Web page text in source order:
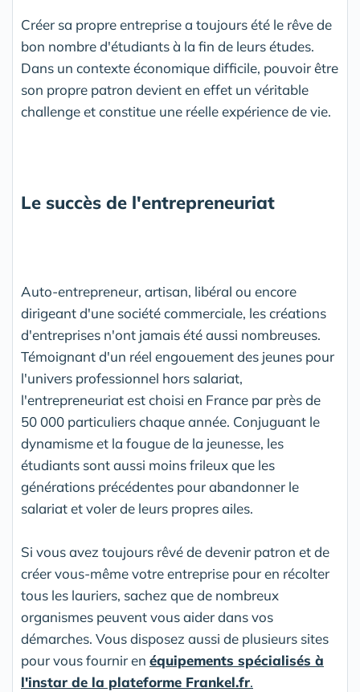
Créer sa propre entreprise a toujours été le rêve de
bon nombre d'étudiants à la fin de leurs études.
Dans un contexte économique difficile, pouvoir être
son propre patron devient en effet un véritable
challenge et constitue une réelle expérience de vie.
Le succès de l'entrepreneuriat
Auto-entrepreneur, artisan, libéral ou encore
dirigeant d'une société commerciale, les créations
d'entreprises n'ont jamais été aussi nombreuses.
Témoignant d'un réel engouement des jeunes pour
l'univers professionnel hors salariat,
l'entrepreneuriat est choisi en France par près de
50 000 particuliers chaque année. Conjuguant le
dynamisme et la fougue de la jeunesse, les
étudiants sont aussi moins frileux que les
générations précédentes pour abandonner le
salariat et voler de leurs propres ailes.
Si vous avez toujours rêvé de devenir patron et de
créer vous-même votre entreprise pour en récolter
tous les lauriers, sachez que de nombreux
organismes peuvent vous aider dans vos
démarches. Vous disposez aussi de plusieurs sites
pour vous fournir en équipements spécialisés à
l'instar de la plateforme Frankel.fr.